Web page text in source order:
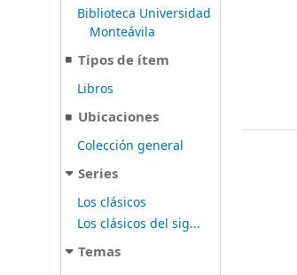
Biblioteca Universidad
Monteávila
Tipos de ítem
Libros
Ubicaciones
Colección general
Series
Los clásicos
Los clásicos del sig...
Temas